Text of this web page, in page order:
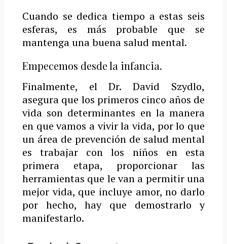
Cuando se dedica tiempo a estas seis
esferas, es más probable que se
mantenga una buena salud mental.
Empecemos desde la infancia.
Finalmente, el Dr. David Szydlo,
asegura que los primeros cinco años de
vida son determinantes en la manera
en que vamos a vivir la vida, por lo que
un área de prevención de salud mental
es trabajar con los niños en esta
primera etapa, proporcionar las
herramientas que le van a permitir una
mejor vida, que incluye amor, no darlo
por hecho, hay que demostrarlo y
manifestarlo.